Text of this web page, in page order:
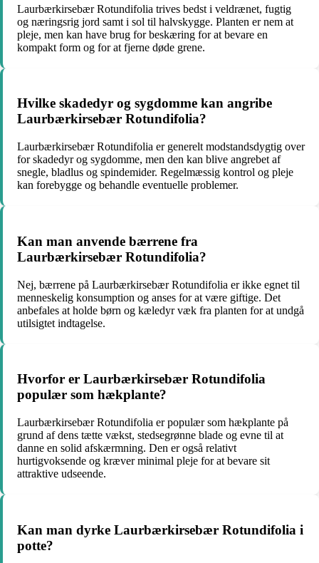
Laurbærkirsebær Rotundifolia trives bedst i veldrænet, fugtig
og næringsrig jord samt i sol til halvskygge. Planten er nem at
pleje, men kan have brug for beskæring for at bevare en
kompakt form og for at fjerne døde grene.
Hvilke skadedyr og sygdomme kan angribe
Laurbærkirsebær Rotundifolia?
Laurbærkirsebær Rotundifolia er generelt modstandsdygtig over
for skadedyr og sygdomme, men den kan blive angrebet af
snegle, bladlus og spindemider. Regelmæssig kontrol og pleje
kan forebygge og behandle eventuelle problemer.
Kan man anvende bærrene fra
Laurbærkirsebær Rotundifolia?
Nej, bærrene på Laurbærkirsebær Rotundifolia er ikke egnet til
menneskelig konsumption og anses for at være giftige. Det
anbefales at holde børn og kæledyr væk fra planten for at undgå
utilsigtet indtagelse.
Hvorfor er Laurbærkirsebær Rotundifolia
populær som hækplante?
Laurbærkirsebær Rotundifolia er populær som hækplante på
grund af dens tætte vækst, stedsegrønne blade og evne til at
danne en solid afskærmning. Den er også relativt
hurtigvoksende og kræver minimal pleje for at bevare sit
attraktive udseende.
Kan man dyrke Laurbærkirsebær Rotundifolia i
potte?